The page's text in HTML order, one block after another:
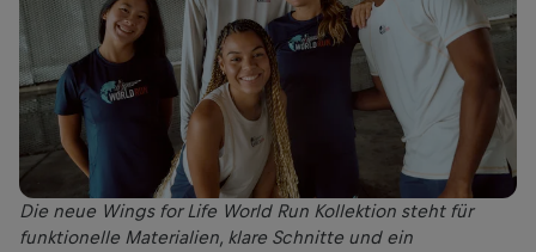
Die neue Wings for Life World Run Kollektion steht für
funktionelle Materialien, klare Schnitte und ein